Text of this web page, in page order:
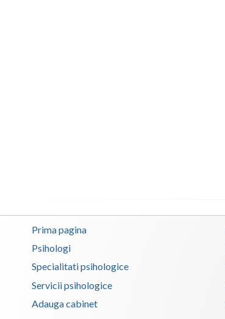
Prima pagina
Psihologi
Specialitati psihologice
Servicii psihologice
Adauga cabinet